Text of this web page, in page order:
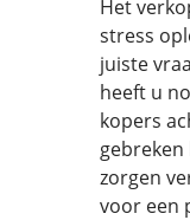
Het
stress
juiste
heeft u
kopers
gebreken
zorgen
voor een